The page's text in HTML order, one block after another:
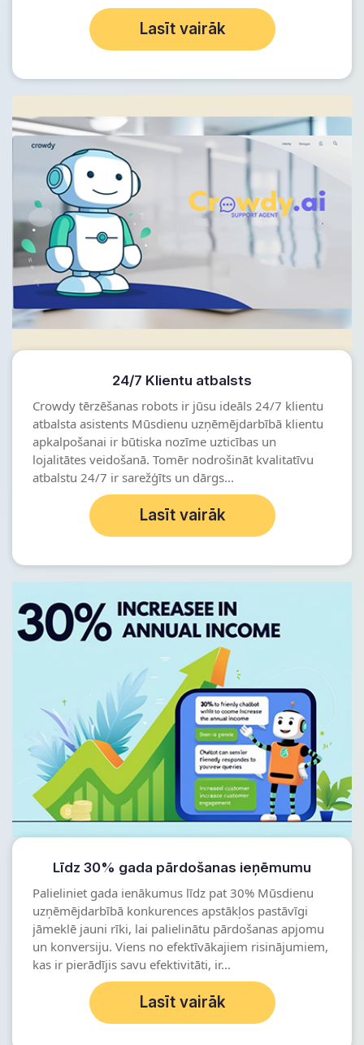
Lasīt vairāk
24/7 Klientu atbalsts
Crowdy tērzēšanas robots ir jūsu ideāls 24/7 klientu
atbalsta asistents Mūsdienu uzņēmējdarbībā klientu
apkalpošanai ir būtiska nozīme uzticības un
lojalitātes veidošanā. Tomēr nodrošināt kvalitatīvu
atbalstu 24/7 ir sarežģīts un dārgs...
Lasīt vairāk
Līdz 30% gada pārdošanas ieņēmumu
Palieliniet gada ienākumus līdz pat 30% Mūsdienu
uzņēmējdarbībā konkurences apstākļos pastāvīgi
jāmeklē jauni rīki, lai palielinātu pārdošanas apjomu
un konversiju. Viens no efektīvākajiem risinājumiem,
kas ir pierādījis savu efektivitāti, ir...
Lasīt vairāk